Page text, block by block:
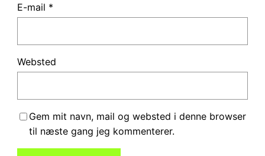
E-mail *
Websted
Gem mit navn, mail og websted i denne browser
til næste gang jeg kommenterer.